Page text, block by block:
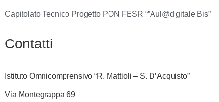
Capitolato Tecnico Progetto PON FESR “”Aul@digitale Bis”
Contatti
Istituto Omnicomprensivo “R. Mattioli – S. D’Acquisto”
Via Montegrappa 69